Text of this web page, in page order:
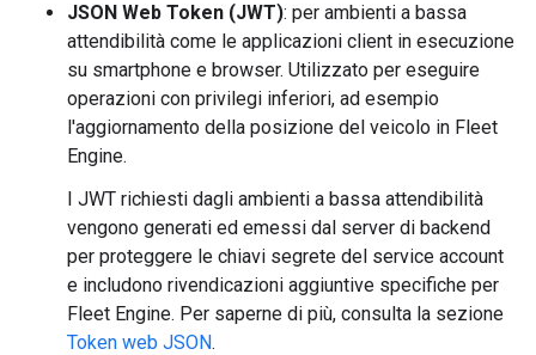
JSON Web Token (JWT): per ambienti a bassa
attendibilità come le applicazioni client in esecuzione
su smartphone e browser. Utilizzato per eseguire
operazioni con privilegi inferiori, ad esempio
l'aggiornamento della posizione del veicolo in Fleet
Engine.
I JWT richiesti dagli ambienti a bassa attendibilità
vengono generati ed emessi dal server di backend
per proteggere le chiavi segrete del service account
e includono rivendicazioni aggiuntive specifiche per
Fleet Engine. Per saperne di più, consulta la sezione
Token web JSON.